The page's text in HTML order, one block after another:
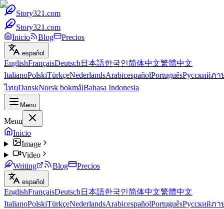
Story321.com
Story321.com
Inicio
Blog Precios
español
EnglishFrançaisDeutsch 日本語한국인简体中文繁體中文
ItalianoPolskiTürkçeNederlandsArabicespañolPortuguêsРусскийภา
ไทยDanskNorsk bokmålBahasa Indonesia
Menu
Menu
Inicio
Image
Video
Writing
Blog Precios
español
EnglishFrançaisDeutsch 日本語한국인简体中文繁體中文
ItalianoPolskiTürkçeNederlandsArabicespañolPortuguêsРусскийภา